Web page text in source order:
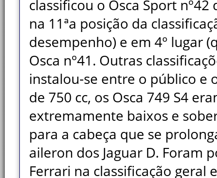
classificou o Osca Sport
na 11ªa posição da
desempenho) e em 4º lugar
Osca nº41. Outras
instalou-se entre o público e
de 750 cc, os Osca 749 S4
extremamente baixos e
para a cabeça que se
aileron dos Jaguar D. Foram
Ferrari na classificação geral